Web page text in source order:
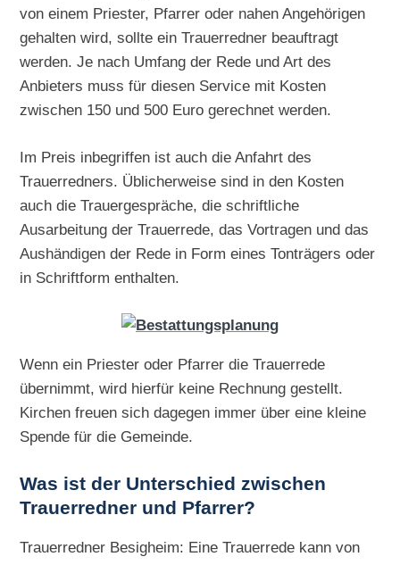
von einem Priester, Pfarrer oder nahen Angehörigen
gehalten wird, sollte ein Trauerredner beauftragt
werden. Je nach Umfang der Rede und Art des
Anbieters muss für diesen Service mit Kosten
zwischen 150 und 500 Euro gerechnet werden.
Im Preis inbegriffen ist auch die Anfahrt des
Trauerredners. Üblicherweise sind in den Kosten
auch die Trauergespräche, die schriftliche
Ausarbeitung der Trauerrede, das Vortragen und das
Aushändigen der Rede in Form eines Tonträgers oder
in Schriftform enthalten.
Wenn ein Priester oder Pfarrer die Trauerrede
übernimmt, wird hierfür keine Rechnung gestellt.
Kirchen freuen sich dagegen immer über eine kleine
Spende für die Gemeinde.
Was ist der Unterschied zwischen
Trauerredner und Pfarrer?
Trauerredner Besigheim: Eine Trauerrede kann von